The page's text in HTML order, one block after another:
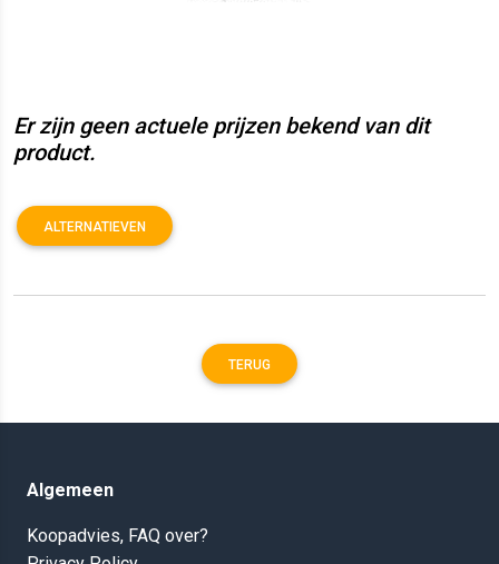
Er zijn geen actuele prijzen bekend van dit
product.
ALTERNATIEVEN
TERUG
Algemeen
Koopadvies, FAQ over?